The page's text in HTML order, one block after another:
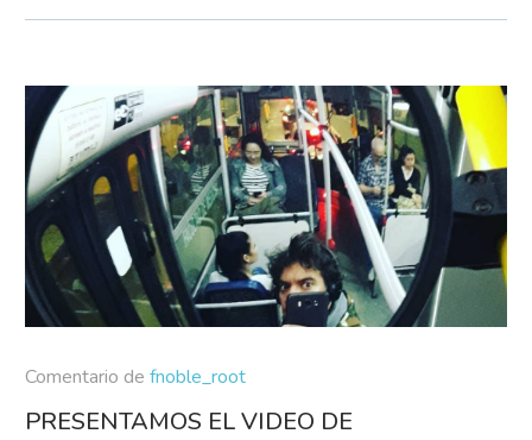
Comentario de fnoble_root
PRESENTAMOS EL VIDEO DE